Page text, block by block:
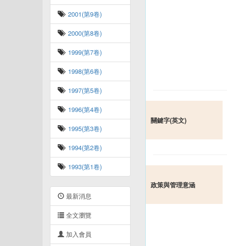
2001(第9卷)
2000(第8卷)
1999(第7卷)
1998(第6卷)
1997(第5卷)
1996(第4卷)
1995(第3卷)
1994(第2卷)
1993(第1卷)
最新消息
全文瀏覽
加入會員
關鍵字(英文)
政策與管理意涵